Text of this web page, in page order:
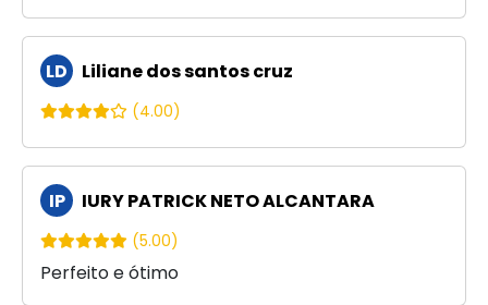
LD Liliane dos santos cruz
(4.00)
IP IURY PATRICK NETO ALCANTARA
(5.00)
Perfeito e ótimo